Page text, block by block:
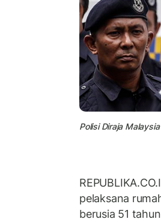
Polisi Diraja
pelaksana
berusia 51